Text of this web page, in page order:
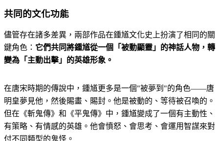
共同的文化功能
儘管存在諸多差異，兩部作品在鍾馗文化史上扮演了相同的關
鍵角色： 它們共同將鍾馗從一個「被動顯靈」的神話人物，轉
變為「主動出擊」的英雄形象。
在唐宋時期的傳說中，鍾馗更多是一個"被夢到"的角色——唐
明皇夢見他，然後賜畫、賜封。他是被動的、等待被召喚的。
但在《斬鬼傳》和《平鬼傳》中，鍾馗變成了一個有主動性、
有策略、有情感的英雄。他會憤怒、會思考、會運用智謀來對
付不同類型的鬼怪。